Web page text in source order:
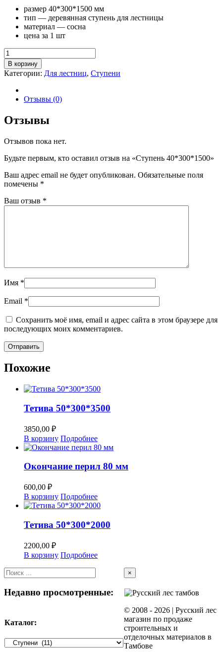
размер 40*300*1500 мм
тип — деревянная ступень для лестницы
материал — сосна
цена за 1 шт
Количество
товара
Ступень
40*300*1500
В корзину
Категории: Для лестниц, Ступени
Отзывы (0)
Отзывы
Отзывов пока нет.
Будьте первым, кто оставил отзыв на «Ступень 40*300*1500»
Ваш адрес email не будет опубликован. Обязательные поля
помечены *
Ваш отзыв *
Имя *
Email *
Сохранить моё имя, email и адрес сайта в этом браузере для
последующих моих комментариев.
Похожие
Тетива 50*300*3500
3850,00 ₽
В корзину Подробнее
Окончание перил 80 мм
600,00 ₽
В корзину Подробнее
Тетива 50*300*2000
2200,00 ₽
В корзину Подробнее
Недавно просмотренные:
Каталог:
Close
product
quick
view
×
© 2008 - 2026 | Русский лес
магазин по продаже
строительных и
отделочных материалов в
Тамбове